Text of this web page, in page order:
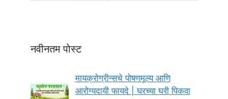
नवीनतम पोस्ट
मायक्रोग्रीन्सचे पोषणमूल्य आणि
आरोग्यदायी फायदे | घरच्या घरी पिकवा